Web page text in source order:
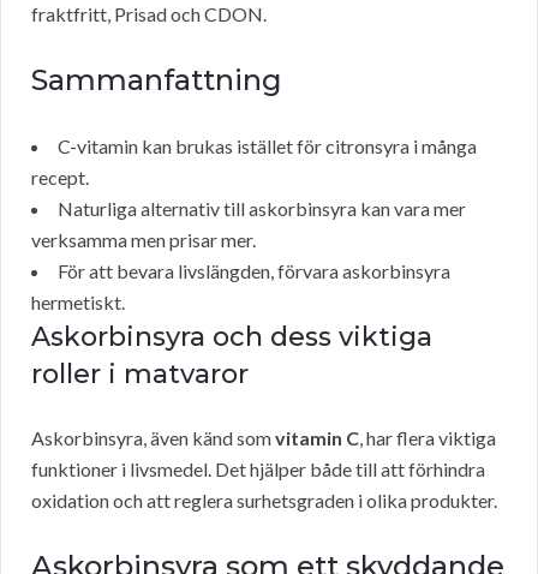
fraktfritt, Prisad och CDON.
Sammanfattning
C-vitamin kan brukas istället för citronsyra i många
recept.
Naturliga alternativ till askorbinsyra kan vara mer
verksamma men prisar mer.
För att bevara livslängden, förvara askorbinsyra
hermetiskt.
Askorbinsyra och dess viktiga
roller i matvaror
Askorbinsyra, även känd somvitamin C, har flera viktiga
funktioner i livsmedel. Det hjälper både till att förhindra
oxidation och att reglera surhetsgraden i olika produkter.
Askorbinsyra som ett skyddande